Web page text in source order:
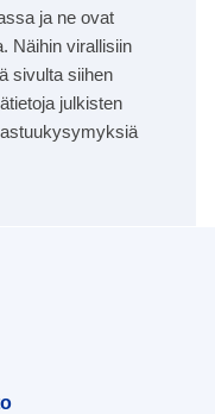
ja ne ovat
Näihin virallisiin
sivulta siihen
julkisten